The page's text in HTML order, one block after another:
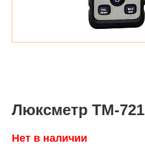
Люксметр TM-721
Нет в наличии